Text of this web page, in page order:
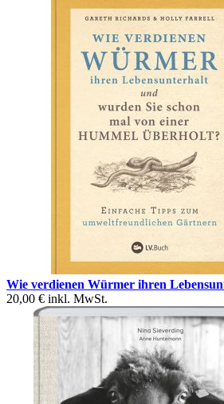
Wie verdienen Würmer ihren
20,00 € inkl. MwSt.